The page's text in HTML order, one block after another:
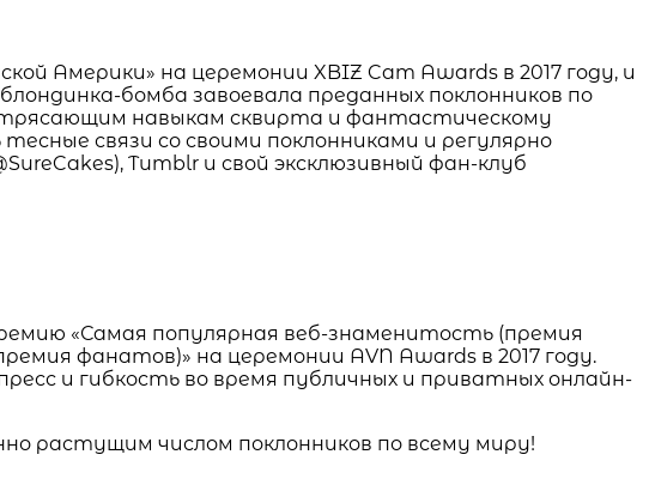
Америки» на церемонии XBIZ Cam Awards в 2017 году, и
бомба завоевала преданных поклонников по
навыкам сквирта и фантастическому
связи со своими поклонниками и регулярно
Tumblr и свой эксклюзивный фан-клуб
«Самая популярная веб-знаменитость (премия
фанатов)» на церемонии AVN Awards в 2017 году.
и гибкость во время публичных и приватных онлайн-
растущим числом поклонников по всему миру!